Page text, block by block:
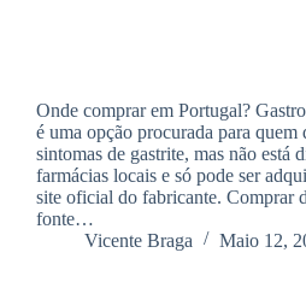
Onde comprar em Portugal?
é uma opção procurada para quem
sintomas de gastrite, mas não está
farmácias locais e só pode ser
site oficial do fabricante. Comprar
fonte…
Vicente Braga
Maio 12,